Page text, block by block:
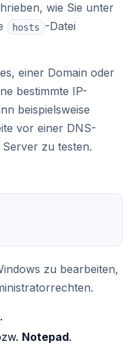
wie Sie unter
hosts
-Datei
einer Domain oder
bestimmte IP-
beispielsweise
vor einer DNS-
zu testen.
zu bearbeiten,
Notepad.